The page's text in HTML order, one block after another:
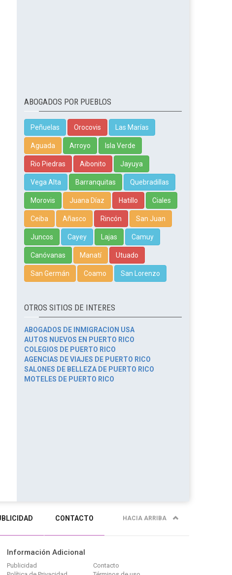
ABOGADOS POR PUEBLOS
Peñuelas Orocovis Las Marías
Aguada Arroyo Isla Verde
Rio Piedras Aibonito Jayuya
Vega Alta Barranquitas Quebradillas
Morovis Juana Díaz Hatillo Ciales
Ceiba Añasco Rincón San Juan
Juncos Cayey Lajas Camuy
Canóvanas Manatí Utuado
San Germán Coamo San Lorenzo
OTROS SITIOS DE INTERES
ABOGADOS DE INMIGRACION USA
AUTOS NUEVOS EN PUERTO RICO
COLEGIOS DE PUERTO RICO
AGENCIAS DE VIAJES DE PUERTO RICO
SALONES DE BELLEZA DE PUERTO RICO
MOTELES DE PUERTO RICO
CONTACTO HACIA ARRIBA
Información Adicional
Publicidad
Contacto